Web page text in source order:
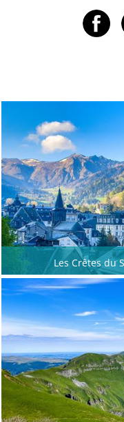
Les Crêtes du